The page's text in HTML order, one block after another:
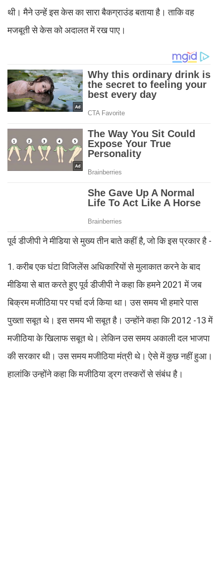
थी। मैने उन्हें इस केस का सारा बैकग्राउंड बताया है। ताकि वह
मजबूती से केस को अदालत में रख पाए।
पूर्व डीजीपी ने मीडिया से मुख्य तीन बाते कहीं है, जो कि इस प्रकार है -
1. करीब एक घंटा विजिलेंस अधिकारियों से मुलाकात करने के बाद
मीडिया से बात करते हुए पूर्व डीजीपी ने कहा कि हमने 2021 में जब
बिक्रम मजीठिया पर पर्चा दर्ज किया था। उस समय भी हमारे पास
पुख्ता सबूत थे। इस समय भी सबूत है। उन्होंने कहा कि 2012 -13 में
मजीठिया के खिलाफ सबूत थे। लेकिन उस समय अकाली दल भाजपा
की सरकार थी। उस समय मजीठिया मंत्री थे। ऐसे में कुछ नहीं हुआ।
हालांकि उन्होंने कहा कि मजीठिया ड्रग तस्करों से संबंध है।